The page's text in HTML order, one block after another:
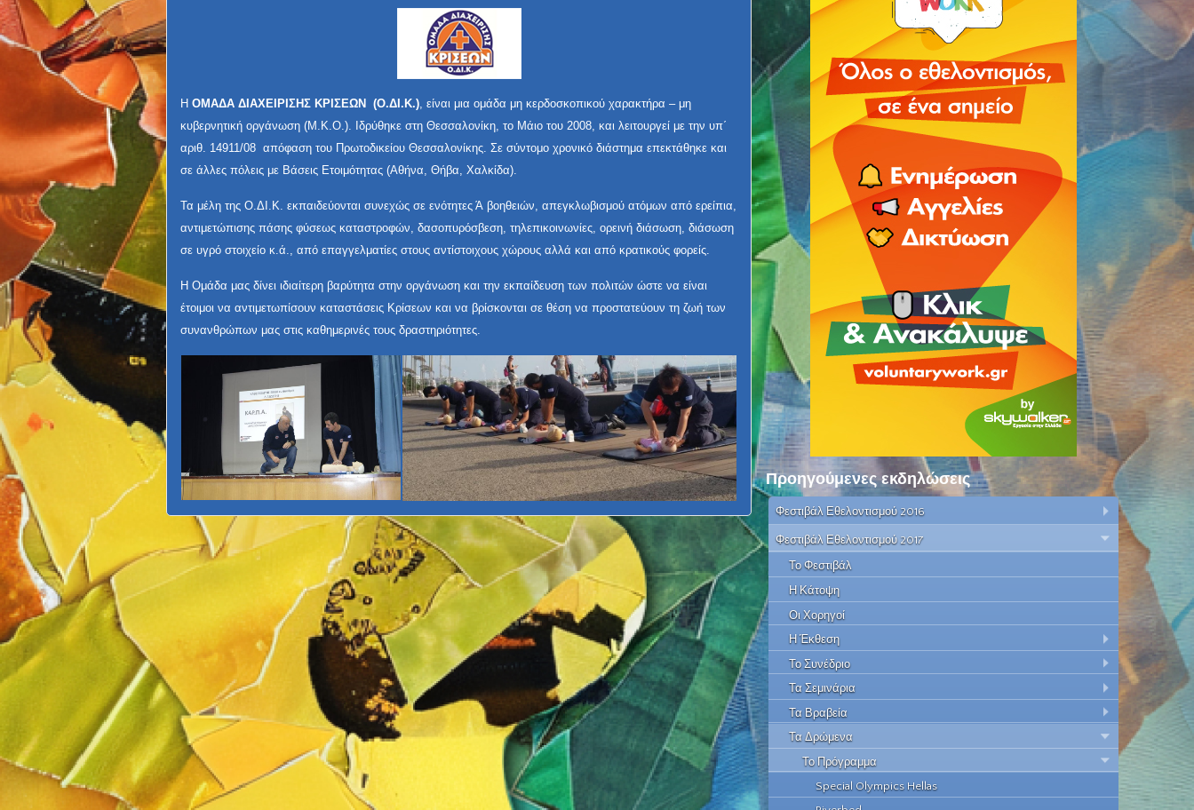
Η ΟΜΑΔΑ ΔΙΑΧΕΙΡΙΣΗΣ ΚΡΙΣΕΩΝ (Ο.ΔΙ.Κ.), είναι μια ομάδα μη κερδοσκοπικού χαρακτήρα – μη
κυβερνητική οργάνωση (Μ.Κ.Ο.). Ιδρύθηκε στη Θεσσαλονίκη, το Μάιο του 2008, και λειτουργεί με την υπ΄
αριθ. 14911/08 απόφαση του Πρωτοδικείου Θεσσαλονίκης. Σε σύντομο χρονικό διάστημα επεκτάθηκε και
σε άλλες πόλεις με Βάσεις Ετοιμότητας (Αθήνα, Θήβα, Χαλκίδα).
Τα μέλη της Ο.ΔΙ.Κ. εκπαιδεύονται συνεχώς σε ενότητες Ά βοηθειών, απεγκλωβισμού ατόμων από ερείπια,
αντιμετώπισης πάσης φύσεως καταστροφών, δασοπυρόσβεση, τηλεπικοινωνίες, ορεινή διάσωση, διάσωση
σε υγρό στοιχείο κ.ά., από επαγγελματίες στους αντίστοιχους χώρους αλλά και από κρατικούς φορείς.
Η Ομάδα μας δίνει ιδιαίτερη βαρύτητα στην οργάνωση και την εκπαίδευση των πολιτών ώστε να είναι
έτοιμοι να αντιμετωπίσουν καταστάσεις Κρίσεων και να βρίσκονται σε θέση να προστατεύουν τη ζωή των
συνανθρώπων μας στις καθημερινές τους δραστηριότητες.
Προηγούμενες εκδηλώσεις
Φεστιβάλ Εθελοντισμού 2016
Φεστιβάλ Εθελοντισμού 2017
Το Φεστιβάλ
Η Κάτοψη
Οι Χορηγοί
Η Έκθεση
Το Συνέδριο
Τα Σεμινάρια
Τα Βραβεία
Τα Δρώμενα
Το Πρόγραμμα
Special Olympics Hellas